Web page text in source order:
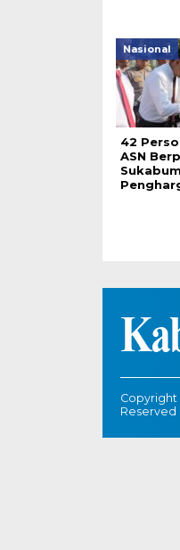
Nasional
42
ASN
Copyright
Reserved